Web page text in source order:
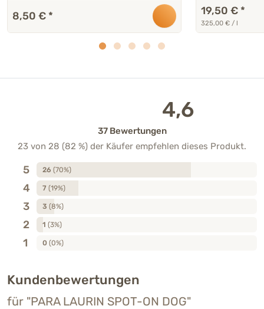
8,50 € * 19,50 € *
325,00 € / l
4,6
37 Bewertungen
23 von 28 (82 %) der Käufer empfehlen dieses Produkt.
5 26 (70%)
4 7 (19%)
3 3 (8%)
2 1 (3%)
1 0 (0%)
Kundenbewertungen
für "PARA LAURIN SPOT-ON DOG"